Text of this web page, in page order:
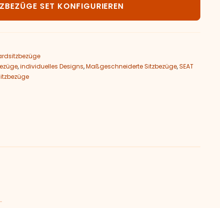
SET KONFIGURIEREN
,individuelles Designs,Maßgeschneiderte Sitzbezüge,SEAT